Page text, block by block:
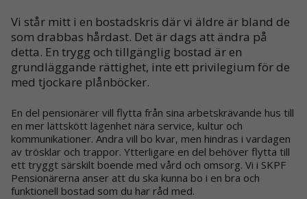
Vi står mitt i en bostadskris där vi äldre är bland de
som drabbas hårdast. Det är dags att ändra på
detta. En trygg och tillgänglig bostad är en
grundläggande rättighet, inte ett privilegium för de
med tjockare plånböcker.
En del pensionärer vill flytta från sina arbetskrävande hus till
en mer lättskött lägenhet nära service, kultur och
kommunikationer. Andra vill bo kvar, men hindras i vardagen
av trösklar och trappor. Ytterligare en del behöver flytta till
ett tryggt särskilt boende med vård och omsorg. Vi i SKPF
Pensionärerna anser att du ska kunna bo i en bra och
funktionell bostad som du har råd med.